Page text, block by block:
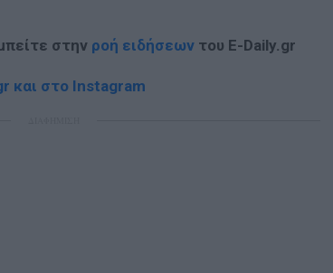
στην ροή ειδήσεων του E-Daily.gr
και στο Instagram